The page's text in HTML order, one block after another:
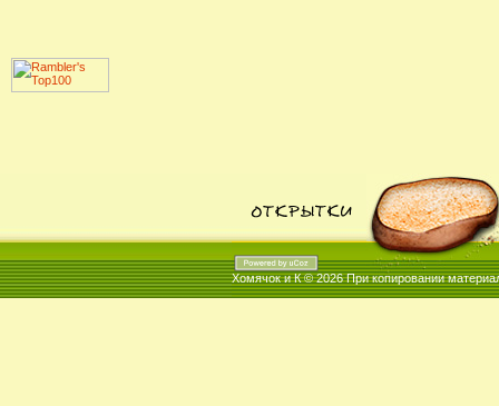
Хомячок и К © 2026При копировании